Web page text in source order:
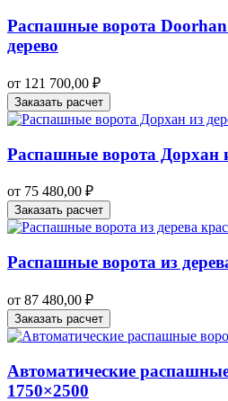
Распашные ворота Doorhan
дерево
от 121 700,00 ₽
Заказать расчет
Распашные ворота Дорхан
от 75 480,00 ₽
Заказать расчет
Распашные ворота из
от 87 480,00 ₽
Заказать расчет
Автоматические
1750×2500